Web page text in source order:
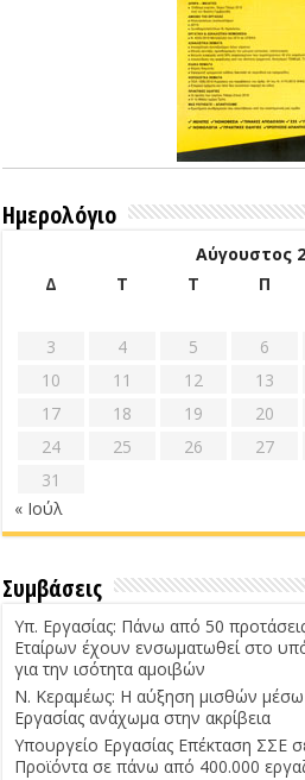
Ημερολόγιο
Αύγουστος
Δ
Τ Τ Π
3
4 5 6
10
11 12 13
17
18 19 20
24
25 26 27
31
« Ιούλ
Συμβάσεις
Υπ. Εργασίας: Πάνω από 50
Εταίρων έχουν ενσωματωθεί στο
για την ισότητα αμοιβών
Ν. Κεραμέως: Η αύξηση μισθών
Εργασίας ανάχωμα στην ακρίβεια
Υπουργείο Εργασίας Επέκταση ΣΣΕ
Προϊόντα σε πάνω από 400.000